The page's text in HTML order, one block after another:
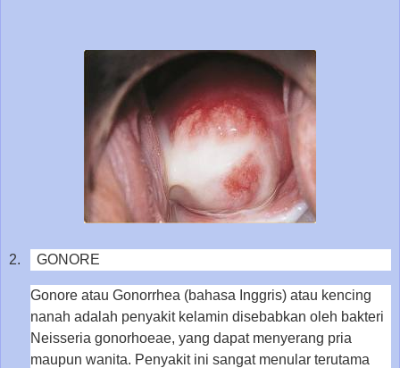
2. GONORE
Gonore atau Gonorrhea (bahasa Inggris) atau kencing
nanah adalah penyakit kelamin disebabkan oleh bakteri
Neisseria gonorhoeae, yang dapat menyerang pria
maupun wanita. Penyakit ini sangat menular terutama